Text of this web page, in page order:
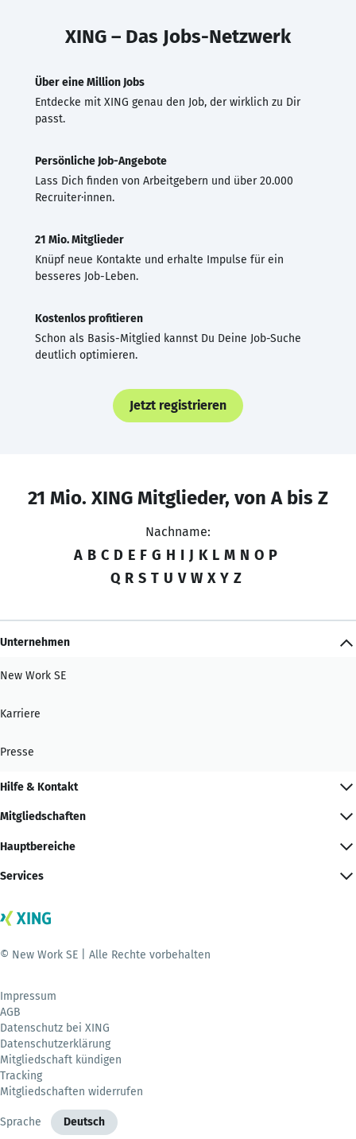
XING – Das Jobs-Netzwerk
Über eine Million Jobs
Entdecke mit XING genau den Job, der wirklich zu Dir
passt.
Persönliche Job-Angebote
Lass Dich finden von Arbeitgebern und über 20.000
Recruiter·innen.
21 Mio. Mitglieder
Knüpf neue Kontakte und erhalte Impulse für ein
besseres Job-Leben.
Kostenlos profitieren
Schon als Basis-Mitglied kannst Du Deine Job-Suche
deutlich optimieren.
Jetzt registrieren
21 Mio. XING Mitglieder, von A bis Z
Nachname:
A B C D E F G H I J K L M N O P
Q R S T U V W X Y Z
Unternehmen
New Work SE
Karriere
Presse
Hilfe & Kontakt
Mitgliedschaften
Hauptbereiche
Services
© New Work SE | Alle Rechte vorbehalten
Impressum
AGB
Datenschutz bei XING
Datenschutzerklärung
Mitgliedschaft kündigen
Tracking
Mitgliedschaften widerrufen
Sprache Deutsch